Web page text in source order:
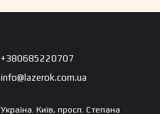
+380685220707
info@lazerok.com.ua
Україна. Київ, просп. Степана